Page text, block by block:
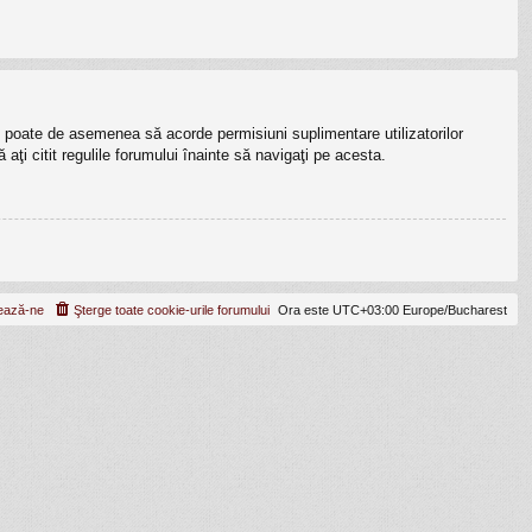
de asemenea să acorde permisiuni suplimentare utilizatorilor
citit regulile forumului înainte să navigaţi pe acesta.
Ora este UTC+03:00 Europe/Bucharest
Şterge toate cookie-urile forumului
ne